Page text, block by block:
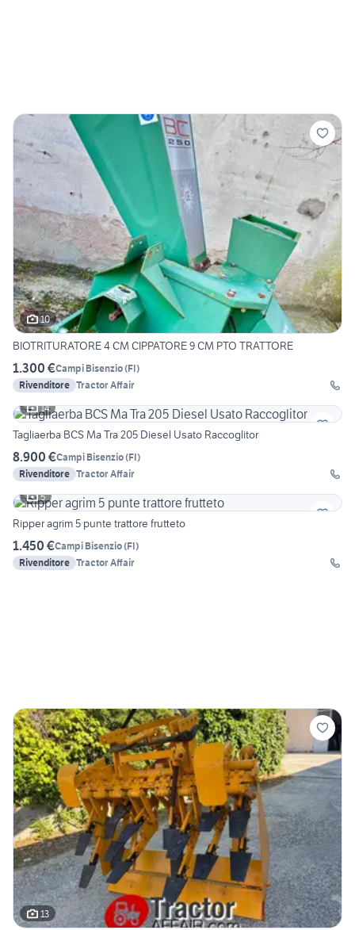
10
BIOTRITURATORE 4 CM CIPPATORE 9 CM PTO TRATTORE
1.300 €Campi Bisenzio(FI)
Rivenditore Tractor Affair
14
Tagliaerba BCS Ma Tra 205 Diesel Usato Raccoglitor
8.900 €Campi Bisenzio(FI)
Rivenditore Tractor Affair
5
Ripper agrim 5 punte trattore frutteto
1.450 €Campi Bisenzio(FI)
Rivenditore Tractor Affair
13